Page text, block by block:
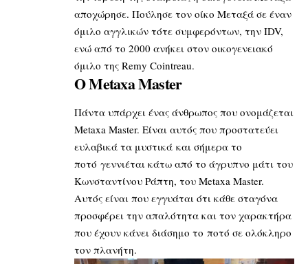
αποχώρησε. Πούλησε τον οίκο Μεταξά σε έναν
όμιλο αγγλικών τότε συμφερόντων, την ΙDV,
ενώ από το 2000 ανήκει στον οικογενειακό
όμιλο της Remy Cointreau.
Ο Metaxa Master
Πάντα υπάρχει ένας άνθρωπος που ονομάζεται
Metaxa Master. Είναι αυτός που προστατεύει
ευλαβικά τα μυστικά και σήμερα το
ποτό γεννιέται κάτω από το άγρυπνο μάτι του
Κωνσταντίνου Ράπτη, του Metaxa Master.
Αυτός είναι που εγγυάται ότι κάθε σταγόνα
προσφέρει την απαλότητα και τον χαρακτήρα
που έχουν κάνει διάσημο το ποτό σε ολόκληρο
τον πλανήτη.